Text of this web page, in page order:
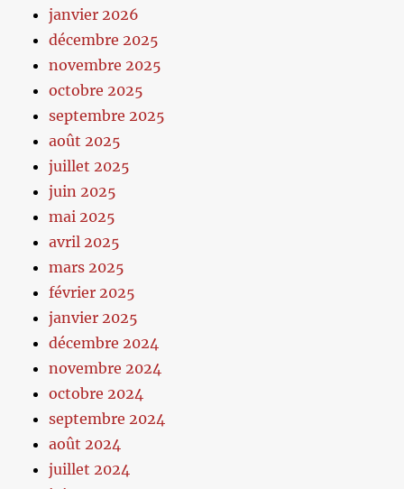
janvier 2026
décembre 2025
novembre 2025
octobre 2025
septembre 2025
août 2025
juillet 2025
juin 2025
mai 2025
avril 2025
mars 2025
février 2025
janvier 2025
décembre 2024
novembre 2024
octobre 2024
septembre 2024
août 2024
juillet 2024